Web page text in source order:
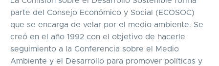
parte del Consejo Económico y Social (ECOSOC)
que se encarga de velar por el medio ambiente. Se
creó en el año 1992 con el objetivo de hacerle
seguimiento a la Conferencia sobre el Medio
Ambiente y el Desarrollo para promover políticas y